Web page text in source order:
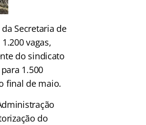
Secretaria de
vagas,
do sindicato
1.500
final de maio.
do